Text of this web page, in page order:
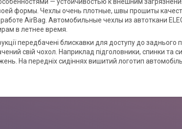
формы. Чехлы очень плотные, швы прошиты
AirBag. Автомобильные чехлы из автоткани
в летнее время.
передбачені блискавки для доступу до заднього
свій чохол. Наприклад підголовники, спинки та
На передніх сидіннях вишитий логотип